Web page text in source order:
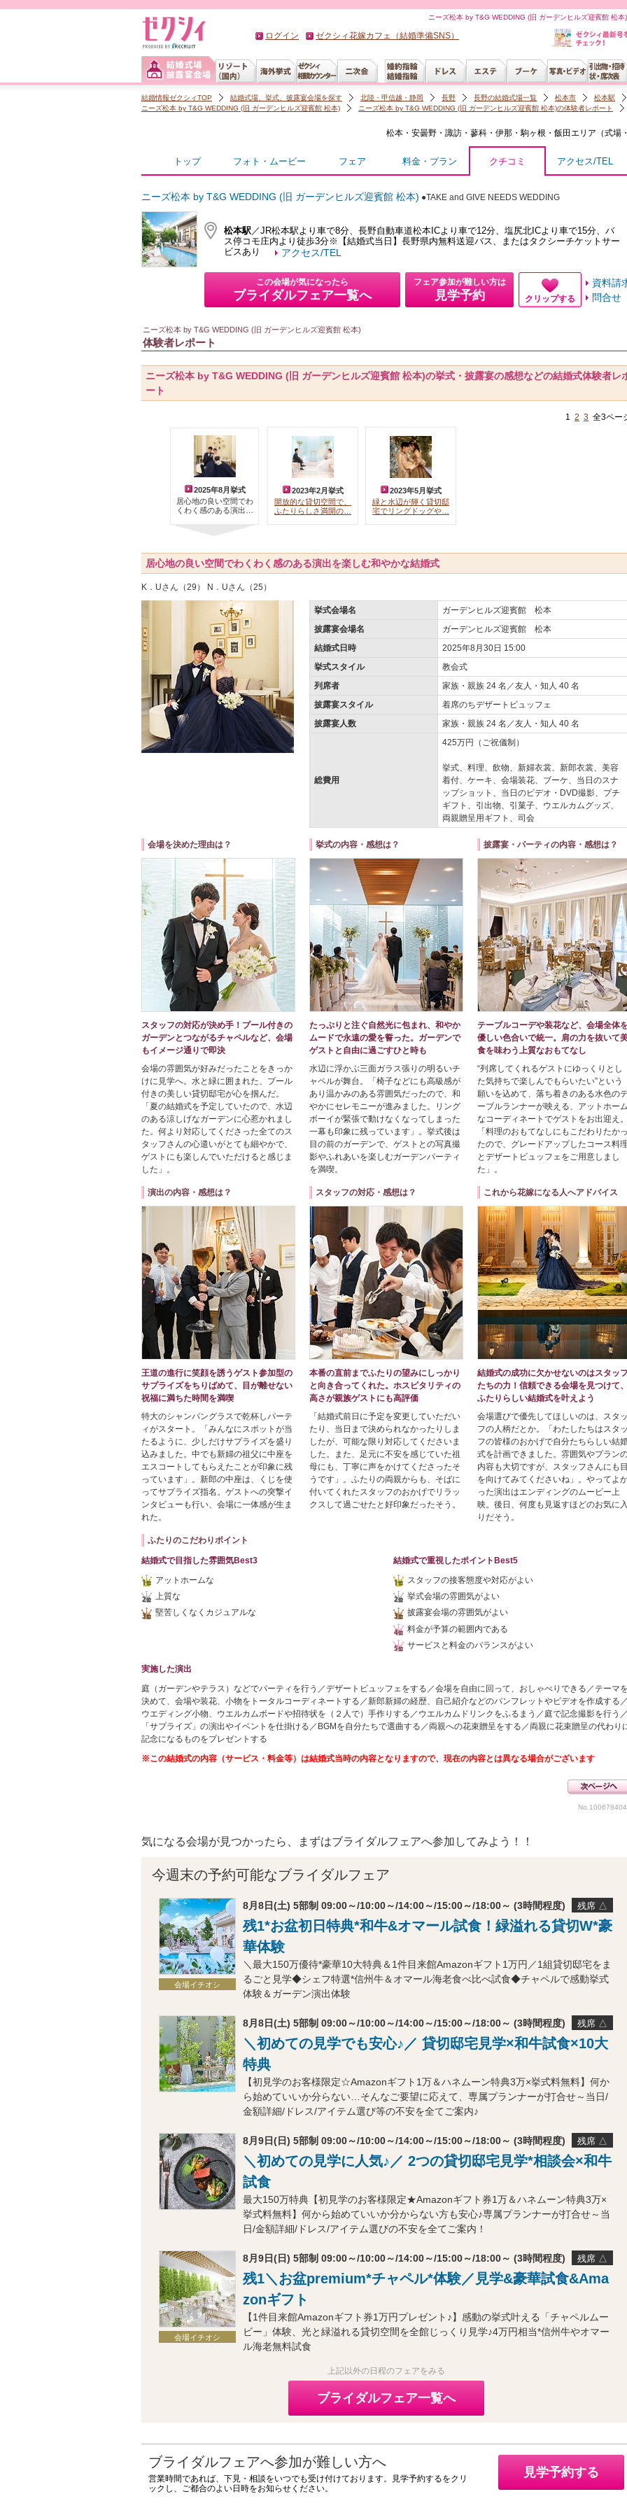
ニーズ松本 by T&G WEDDING (旧 ガーデンヒルズ迎賓館 松
ログイン ゼクシィ花嫁カフェ（結婚準備SNS）
結婚情報ゼクシィTOP 結婚式場、挙式、披露宴会場を探す 北陸・甲信越・静岡 長野 長野の結婚式場一覧 松本市
松本駅
ニーズ松本 by T&G WEDDING (旧 ガーデンヒルズ迎賓館 松本)
ニーズ松本 by T&G WEDDING (旧 ガーデンヒルズ迎賓館 松本)の体験者レポート
松本・安曇野・諏訪・蓼科・伊那・駒ヶ根・飯田エリア（式場
トップ フォト・ムービー フェア 料金・プラン クチコミ アクセス/TEL
ニーズ松本 by T&G WEDDING (旧 ガーデンヒルズ迎賓館 松本) ●TAKE and GIVE NEEDS WEDDING
松本駅／JR松本駅より車で8分、長野自動車道松本ICより車で12分、塩尻北ICより車で15分、バ
ス停コモ庄内より徒歩3分※【結婚式当日】長野県内無料送迎バス、またはタクシーチケットサー
ビスあり
アクセス/TEL
この会場が気になったら
ブライダルフェア一覧へ
フェア参加が難しい方は
見学予約 クリップする
資料請
問合せ
ニーズ松本 by T&G WEDDING (旧 ガーデンヒルズ迎賓館 松本)
体験者レポート
ニーズ松本 by T&G WEDDING (旧 ガーデンヒルズ迎賓館 松本)の挙式・披露宴の感想などの結婚式体験者レ
ート
1 2 3 全3ペー
2025年8月挙式
居心地の良い空間でわ
くわく感のある演出…
2023年2月挙式
開放的な貸切空間で、
ふたりらしさ満開の…
2023年5月挙式
緑と水辺が輝く貸切邸
宅でリングドッグや…
居心地の良い空間でわくわく感のある演出を楽しむ和やかな結婚式
K．Uさん（29） N．Uさん（25）
挙式会場名
ガーデンヒルズ迎賓館 松本
披露宴会場名
ガーデンヒルズ迎賓館 松本
結婚式日時
2025年8月30日 15:00
挙式スタイル
教会式
列席者
家族・親族 24 名／友人・知人 40 名
披露宴スタイル
着席のちデザートビュッフェ
披露宴人数
家族・親族 24 名／友人・知人 40 名
総費用
425万円（ご祝儀制）
挙式、料理、飲物、新婦衣裳、新郎衣裳、美容
着付、ケーキ、会場装花、ブーケ、当日のスナ
ップショット、当日のビデオ・DVD撮影、プチ
ギフト、引出物、引菓子、ウエルカムグッズ、
両親贈呈用ギフト、司会
会場を決めた理由は？
スタッフの対応が決め手！プール付きの
ガーデンとつながるチャペルなど、会場
もイメージ通りで即決
会場の雰囲気が好みだったことをきっか
けに見学へ。水と緑に囲まれた、プール
付きの美しい貸切邸宅が心を掴んだ。
「夏の結婚式を予定していたので、水辺
のある涼しげなガーデンに心惹かれまし
た。何より対応してくださった全てのス
タッフさんの心遣いがとても細やかで、
ゲストにも楽しんでいただけると感じま
した」。
挙式の内容・感想は？
たっぷりと注ぐ自然光に包まれ、和やか
ムードで永遠の愛を誓った。ガーデンで
ゲストと自由に過ごすひと時も
水辺に浮かぶ三面ガラス張りの明るいチ
ャペルが舞台。「椅子などにも高級感が
あり温かみのある雰囲気だったので、和
やかにセレモニーが進みました。リング
ボーイが緊張で動けなくなってしまった
一幕も印象に残っています」。挙式後は
目の前のガーデンで、ゲストとの写真撮
影やふれあいを楽しむガーデンパーティ
を満喫。
披露宴・パーティの内容・感想は？
テーブルコーデや装花など、会場全体
優しい色合いで統一。肩の力を抜いて
食を味わう上質なおもてなし
“列席してくれるゲストにゆっくりとし
た気持ちで楽しんでもらいたい”という
願いを込めて、落ち着きのある水色のテ
ーブルランナーが映える、アットホーム
なコーディネートでゲストをお出迎え。
「料理のおもてなしにもこだわりたかっ
たので、グレードアップしたコース料理
とデザートビュッフェをご用意しまし
た」。
演出の内容・感想は？
王道の進行に笑顔を誘うゲスト参加型の
サプライズをちりばめて、目が離せない
祝福に満ちた時間を満喫
特大のシャンパングラスで乾杯しパーテ
ィがスタート。「みんなにスポットが当
たるように、少しだけサプライズを盛り
込みました。中でも新婦の祖父に中座を
エスコートしてもらえたことが印象に残
っています」。新郎の中座は、くじを使
ってサプライズ指名。ゲストへの突撃イ
ンタビューも行い、会場に一体感が生ま
れた。
スタッフの対応・感想は？
本番の直前までふたりの望みにしっかり
と向き合ってくれた。ホスピタリティの
高さが親族ゲストにも高評価
「結婚式前日に予定を変更していただい
たり、当日まで決められなかったりしま
したが、可能な限り対応してくださいま
した。また、足元に不安を感じていた祖
母にも、丁寧に声をかけてくださったそ
うです」。ふたりの両親からも、そばに
付いてくれたスタッフのおかげでリラッ
クスして過ごせたと好印象だったそう。
これから花嫁になる人へアドバイス
結婚式の成功に欠かせないのはスタッフ
たちの力！信頼できる会場を見つけて、
ふたりらしい結婚式を叶えよう
会場選びで優先してほしいのは、スタッ
フの人柄だとか。「わたしたちはスタッ
フの皆様のおかげで自分たちらしい結
式を計画できました。雰囲気やプラン
内容も大切ですが、スタッフさんにも目
を向けてみてくださいね」。やってよ
った演出はエンディングのムービー上
映。後日、何度も見返すほどのお気に入
りだそう。
ふたりのこだわりポイント
結婚式で目指した雰囲気Best3
アットホームな
上質な
堅苦しくなくカジュアルな
結婚式で重視したポイントBest5
スタッフの接客態度や対応がよい
挙式会場の雰囲気がよい
披露宴会場の雰囲気がよい
料金が予算の範囲内である
サービスと料金のバランスがよい
実施した演出
庭（ガーデンやテラス）などでパーティを行う／デザートビュッフェをする／会場を自由に回って、おしゃべりできる／テーマを
決めて、会場や装花、小物をトータルコーディネートする／新郎新婦の経歴、自己紹介などのパンフレットやビデオを作成する／
ウエディング小物、ウエルカムボードや招待状を（２人で）手作りする／ウエルカムドリンクをふるまう／庭で記念撮影を行う／
「サプライズ」の演出やイベントを仕掛ける／BGMを自分たちで選曲する／両親への花束贈呈をする／両親に花束贈呈の代わり
記念になるものをプレゼントする
※この結婚式の内容（サービス・料金等）は結婚式当時の内容となりますので、現在の内容とは異なる場合がございます
気になる会場が見つかったら、まずはブライダルフェアへ参加してみよう！！
今週末の予約可能なブライダルフェア
会場イチオシ
8月8日(土) 5部制 09:00～/10:00～/14:00～/15:00～/18:00～ (3時間程度) 残席 △
残1*お盆初日特典*和牛&オマール試食！緑溢れる貸切W*豪
華体験
＼最大150万優待*豪華10大特典＆1件目来館Amazonギフト1万円／1組貸切邸宅をま
るごと見学◆シェフ特選*信州牛＆オマール海老食べ比べ試食◆チャペルで感動挙式
体験＆ガーデン演出体験
8月8日(土) 5部制 09:00～/10:00～/14:00～/15:00～/18:00～ (3時間程度) 残席 △
＼初めての見学でも安心♪／ 貸切邸宅見学×和牛試食×10大
特典
【初見学のお客様限定☆Amazonギフト1万＆ハネムーン特典3万×挙式料無料】何か
ら始めていいか分らない…そんなご要望に応えて、専属プランナーが打合せ～当日/
金額詳細/ドレス/アイテム選び等の不安を全てご案内♪
8月9日(日) 5部制 09:00～/10:00～/14:00～/15:00～/18:00～ (3時間程度) 残席 △
＼初めての見学に人気♪／ 2つの貸切邸宅見学*相談会×和牛
試食
最大150万特典【初見学のお客様限定★Amazonギフト券1万＆ハネムーン特典3万×
挙式料無料】何から始めていいか分からない方も安心♪専属プランナーが打合せ～当
日/金額詳細/ドレス/アイテム選びの不安を全てご案内！
会場イチオシ
8月9日(日) 5部制 09:00～/10:00～/14:00～/15:00～/18:00～ (3時間程度) 残席 △
残1＼お盆premium*チャペル*体験／見学&豪華試食&Ama
zonギフト
【1件目来館Amazonギフト券1万円プレゼント♪】感動の挙式叶える「チャペルムー
ビー」体験、光と緑溢れる貸切空間を全館じっくり見学♪4万円相当*信州牛やオマー
ル海老無料試食
上記以外の日程のフェアをみる
ブライダルフェア一覧へ
ブライダルフェアへ参加が難しい方へ
営業時間であれば、下見・相談をいつでも受け付けております。見学予約するをクリ
ックし、ご都合のよい日時をお知らせください。
見学予約する